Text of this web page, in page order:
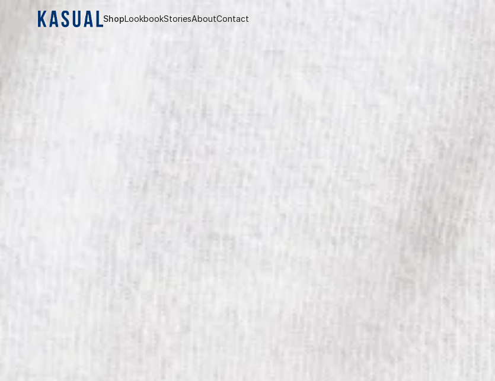
ShopLookbookStoriesAboutContact